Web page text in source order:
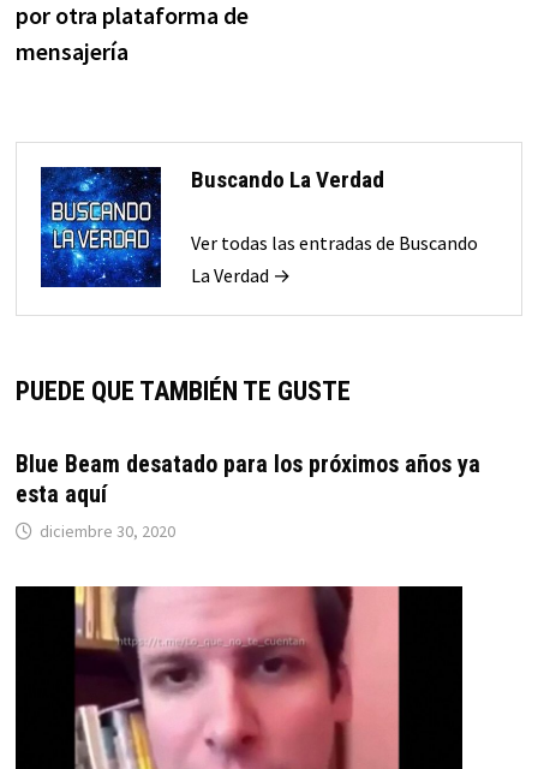
por otra plataforma de
mensajería
Buscando La Verdad
Ver todas las entradas de Buscando
La Verdad →
PUEDE QUE TAMBIÉN TE GUSTE
Blue Beam desatado para los próximos años ya
esta aquí
diciembre 30, 2020